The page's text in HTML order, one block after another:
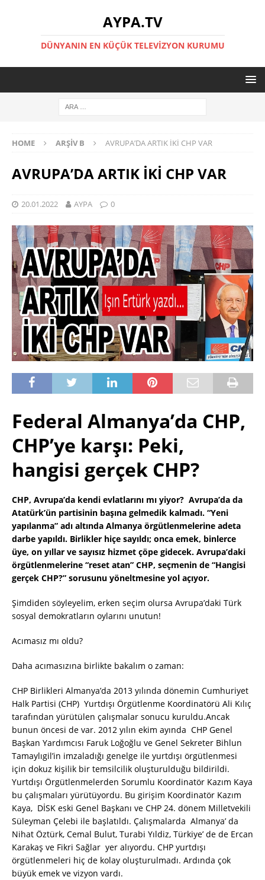
AYPA.TV
DÜNYANIN EN KÜÇÜK TELEVIZYON KURUMU
HOME ARŞIV B AVRUPA’DA ARTIK İKİ CHP VAR
AVRUPA’DA ARTIK İKİ CHP VAR
20.01.2022 AYPA 0
Federal Almanya’da CHP,
CHP’ye karşı: Peki,
hangisi gerçek CHP?
CHP, Avrupa’da kendi evlatlarını mı yiyor? Avrupa’da da
Atatürk’ün partisinin başına gelmedik kalmadı. “Yeni
yapılanma” adı altında Almanya örgütlenmelerine adeta
darbe yapıldı. Birlikler hiçe sayıldı; onca emek, binlerce
üye, on yıllar ve sayısız hizmet çöpe gidecek. Avrupa’daki
örgütlenmelerine “reset atan” CHP, seçmenin de “Hangisi
gerçek CHP?” sorusunu yöneltmesine yol açıyor.
Şimdiden söyleyelim, erken seçim olursa Avrupa’daki Türk
sosyal demokratların oylarını unutun!
Acımasız mı oldu?
Daha acımasızına birlikte bakalım o zaman:
CHP Birlikleri Almanya’da 2013 yılında dönemin Cumhuriyet
Halk Partisi (CHP) Yurtdışı Örgütlenme Koordinatörü Ali Kılıç
tarafından yürütülen çalışmalar sonucu kuruldu.Ancak
bunun öncesi de var. 2012 yılın ekim ayında CHP Genel
Başkan Yardımcısı Faruk Loğoğlu ve Genel Sekreter Bihlun
Tamaylıgil’in imzaladığı genelge ile yurtdışı örgütlenmesi
için dokuz kişilik bir temsilcilik oluşturulduğu bildirildi.
Yurtdışı Örgütlenmelerden Sorumlu Koordinatör Kazım Kaya
bu çalışmaları yürütüyordu. Bu girişim Koordinatör Kazım
Kaya, DİSK eski Genel Başkanı ve CHP 24. dönem Milletvekili
Süleyman Çelebi ile başlatıldı. Çalışmalarda Almanya’ da
Nihat Öztürk, Cemal Bulut, Turabi Yıldiz, Türkiye’ de de Ercan
Karakaş ve Fikri Sağlar yer alıyordu. CHP yurtdışı
örgütlenmeleri hiç de kolay oluşturulmadı. Ardında çok
büyük emek ve vizyon vardı.